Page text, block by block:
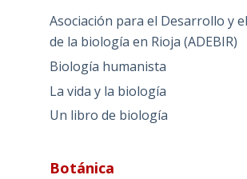
Asociación para el Desarrollo y
de la biología en Rioja (ADEBIR)
Biología humanista
La vida y la biología
Un libro de biología
Botánica